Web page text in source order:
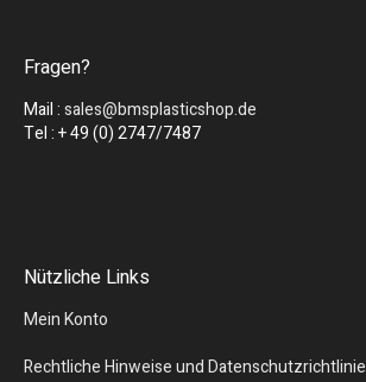
Fragen?
Mail :sales@bmsplasticshop.de
Tel : + 49 (0) 2747/7487
Nützliche Links
Mein Konto
Rechtliche Hinweise und Datenschutzrichtlinie